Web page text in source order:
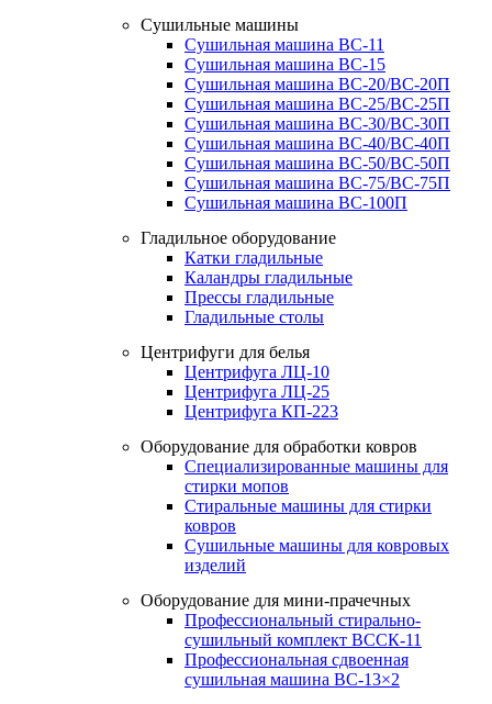
Сушильные машины
Сушильная машина ВС-11
Сушильная машина ВС-15
Сушильная машина ВС-20/ВС-20П
Сушильная машина ВС-25/ВС-25П
Сушильная машина ВС-30/ВС-30П
Сушильная машина ВС-40/ВС-40П
Сушильная машина ВС-50/ВС-50П
Сушильная машина ВС-75/ВС-75П
Сушильная машина ВС-100П
Гладильное оборудование
Катки гладильные
Каландры гладильные
Прессы гладильные
Гладильные столы
Центрифуги для белья
Центрифуга ЛЦ-10
Центрифуга ЛЦ-25
Центрифуга КП-223
Оборудование для обработки ковров
Специализированные машины для
стирки мопов
Стиральные машины для стирки
ковров
Сушильные машины для ковровых
изделий
Оборудование для мини-прачечных
Профессиональный стирально-
сушильный комплект ВССК-11
Профессиональная сдвоенная
сушильная машина ВС-13×2